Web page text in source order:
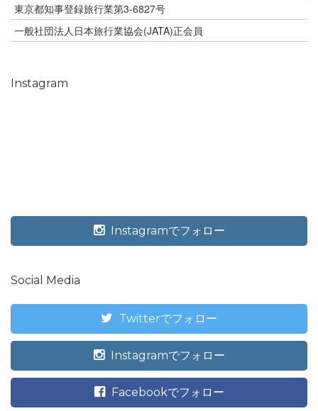
東京都知事登録旅行業第3-6827号
一般社団法人日本旅行業協会(JATA)正会員
Instagram
Instagramでフォロー
Social Media
Twitterでフォロー
Instagramでフォロー
Facebookでフォロー